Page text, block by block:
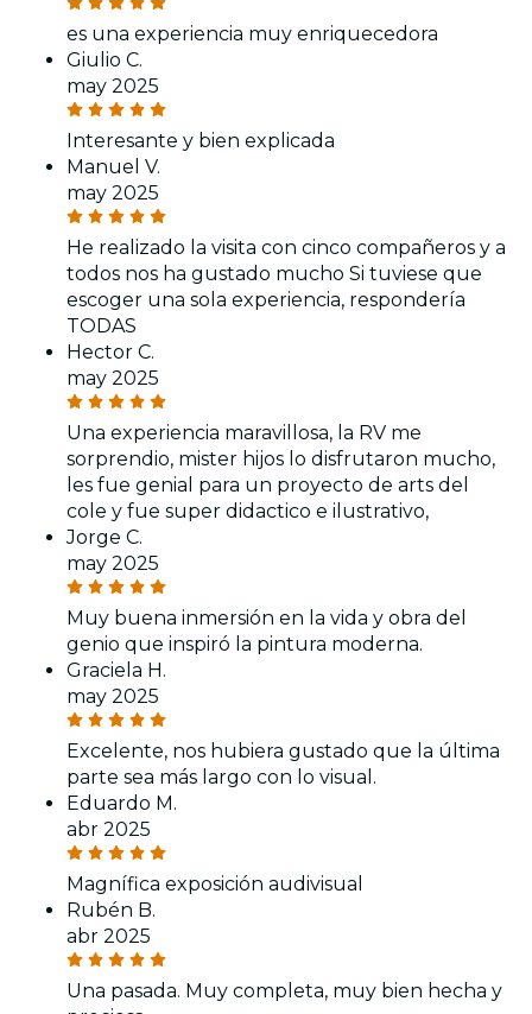
es una experiencia muy enriquecedora
Giulio C.
may 2025
Interesante y bien explicada
Manuel V.
may 2025
He realizado la visita con cinco compañeros y a
todos nos ha gustado mucho Si tuviese que
escoger una sola experiencia, respondería
TODAS
Hector C.
may 2025
Una experiencia maravillosa, la RV me
sorprendio, mister hijos lo disfrutaron mucho,
les fue genial para un proyecto de arts del
cole y fue super didactico e ilustrativo,
Jorge C.
may 2025
Muy buena inmersión en la vida y obra del
genio que inspiró la pintura moderna.
Graciela H.
may 2025
Excelente, nos hubiera gustado que la última
parte sea más largo con lo visual.
Eduardo M.
abr 2025
Magnífica exposición audivisual
Rubén B.
abr 2025
Una pasada. Muy completa, muy bien hecha y